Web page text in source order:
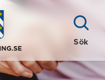
Sök